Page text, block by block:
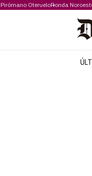
Pirómano OterueloRonda